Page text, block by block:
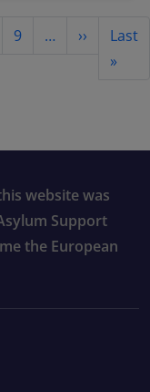
9 … ›› NextLast
»Last
website was
Support
the European